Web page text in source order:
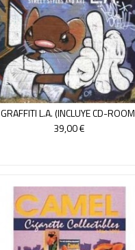
GRAFFITI L.A. (INCLUYE CD-
39,00 €